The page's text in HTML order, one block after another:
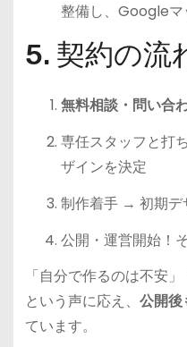
整備し、Googleマ
5. 契約の流
無料相談・問い合
専任スタッフと打
ザインを決定
制作着手 → 初期デ
公開・運営開始！
「自分で作るのは不安
という声に応え、 公開後
ています。